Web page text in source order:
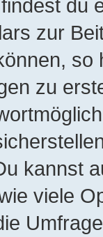
du
zur
zu
kannst
viele